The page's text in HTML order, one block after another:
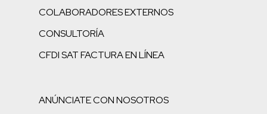
COLABORADORES EXTERNOS
CONSULTORÍA
CFDI SAT FACTURA EN LÍNEA
ANÚNCIATE CON NOSOTROS